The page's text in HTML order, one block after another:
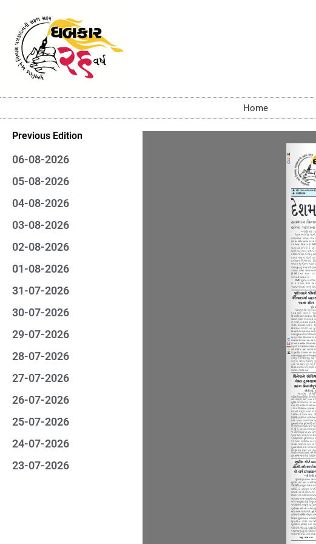
Home
Previous Edition
06-08-2026
05-08-2026
04-08-2026
03-08-2026
02-08-2026
01-08-2026
31-07-2026
30-07-2026
29-07-2026
28-07-2026
27-07-2026
26-07-2026
25-07-2026
24-07-2026
23-07-2026